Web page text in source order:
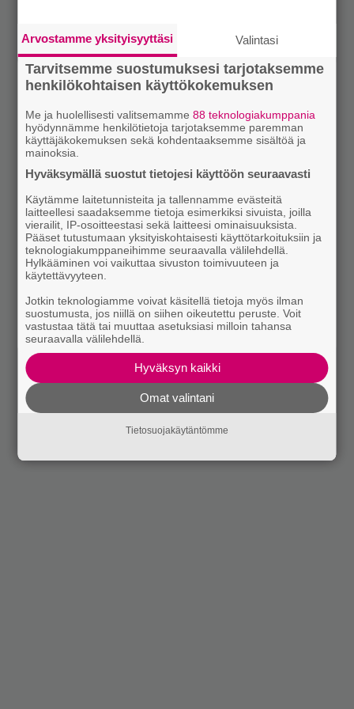
Arvostamme yksityisyyttäsi Valintasi
Tarvitsemme suostumuksesi tarjotaksemme
henkilökohtaisen käyttökokemuksen
Me ja huolellisesti valitsemamme88 teknologiakumppania
hyödynnämme henkilötietoja tarjotaksemme paremman
käyttäjäkokemuksen sekä kohdentaaksemme sisältöä ja
mainoksia.
Hyväksymällä suostut tietojesi käyttöön seuraavasti
Käytämme laitetunnisteita ja tallennamme evästeitä
laitteellesi saadaksemme tietoja esimerkiksi sivuista, joilla
vierailit, IP-osoitteestasi sekä laitteesi ominaisuuksista.
Pääset tutustumaan yksityiskohtaisesti käyttötarkoituksiin ja
teknologiakumppaneihimme seuraavalla välilehdellä.
Hylkääminen voi vaikuttaa sivuston toimivuuteen ja
käytettävyyteen.
Jotkin teknologiamme voivat käsitellä tietoja myös ilman
suostumusta, jos niillä on siihen oikeutettu peruste. Voit
vastustaa tätä tai muuttaa asetuksiasi milloin tahansa
seuraavalla välilehdellä.
Hyväksyn kaikki
Omat valintani
Tietosuojakäytäntömme